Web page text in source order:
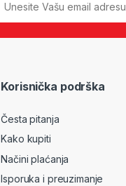
Korisnička podrška
Česta pitanja
Kako kupiti
Načini plaćanja
Isporuka i preuzimanje